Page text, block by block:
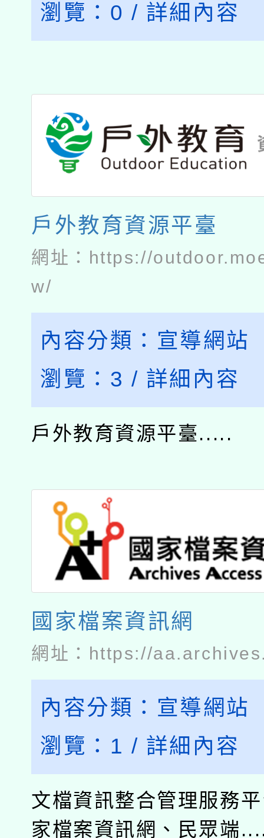
瀏覽： 0 / 詳細內容
戶外教育資源平臺
網址：
https://
w/
內容分類： 宣導網站
瀏覽： 3 / 詳細內容
戶外教育資源平臺.....
國家檔案資訊網
網址： https://
內容分類： 宣導網站
瀏覽： 1 / 詳細內容
文檔資訊整合管理服務
家檔案資訊網、民眾端